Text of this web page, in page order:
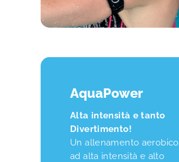
AquaPower
Alta intensità e tanto
Divertimento!
Un allenamento aerobico
ad alta intensità e alto